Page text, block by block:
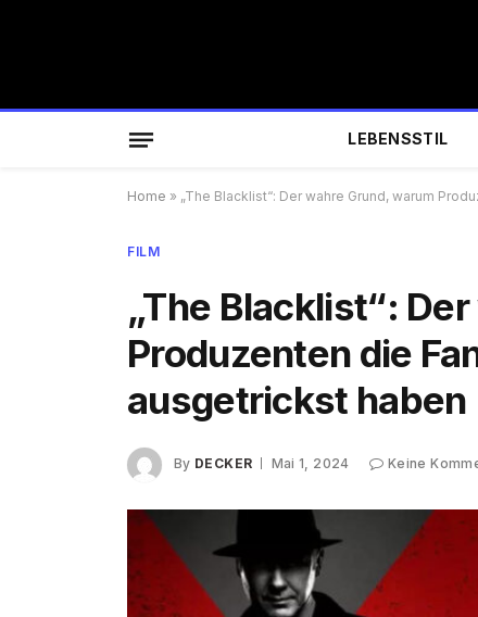
LEBENSSTIL
Home » „The Blacklist“: Der wahre Grund, warum
FILM
„The Blacklist“:
Produzenten die
ausgetrickst haben
By DECKER Mai 1, 2024 Keine